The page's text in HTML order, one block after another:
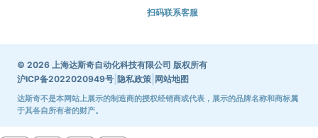
扫码联系客服
© 2026 上海达斯奇自动化科技有限公司 版权所有
沪ICP备2022020949号 隐私政策 网站地图
达斯奇不是本网站上展示的制造商的授权经销商或代表，展示的品牌名称和商标属
于其各自所有者的财产。